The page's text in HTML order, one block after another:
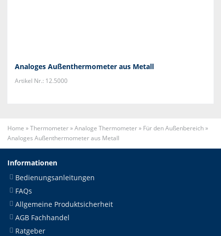
Analoges Außenthermometer aus Metall
Artikel Nr.: 12.5000
Home »Thermometer»Analoge Thermometer» Für den Außenbereich»
Analoges Außenthermometer aus Metall
Informationen
Bedienungsanleitungen
FAQs
Allgemeine Produktsicherheit
AGB Fachhandel
Ratgeber